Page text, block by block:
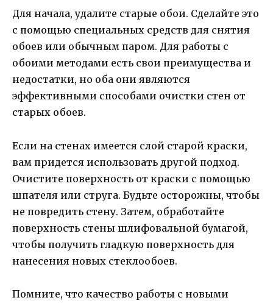
Для начала, удалите старые обои. Сделайте это
с помощью специальных средств для снятия
обоев или обычным паром. Для работы с
обоими методами есть свои преимущества и
недостатки, но оба они являются
эффективными способами очистки стен от
старых обоев.
Если на стенах имеется слой старой краски,
вам придется использовать другой подход.
Очистите поверхность от краски с помощью
шпателя или струга. Будьте осторожны, чтобы
не повредить стену. Затем, обработайте
поверхность стены шлифовальной бумагой,
чтобы получить гладкую поверхность для
нанесения новых стеклообоев.
Помните, что качество работы с новыми